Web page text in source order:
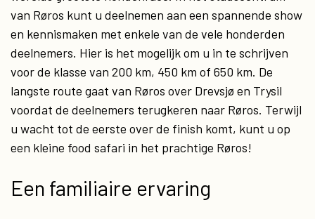
van Røros kunt u deelnemen aan een spannende show
en kennismaken met enkele van de vele honderden
deelnemers. Hier is het mogelijk om u in te schrijven
voor de klasse van 200 km, 450 km of 650 km. De
langste route gaat van Røros over Drevsjø en Trysil
voordat de deelnemers terugkeren naar Røros. Terwijl
u wacht tot de eerste over de finish komt, kunt u op
een kleine food safari in het prachtige Røros!
Een familiaire ervaring